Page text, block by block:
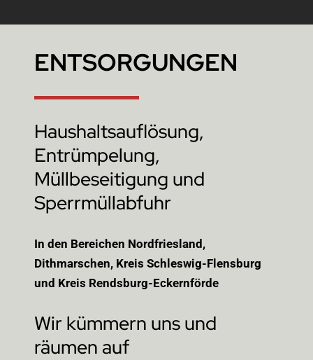
ENTSORGUNGEN
Haushaltsauflösung,
Entrümpelung,
Müllbeseitigung und
Sperrmüllabfuhr
In den Bereichen Nordfriesland,
Dithmarschen, Kreis Schleswig-Flensburg
und Kreis Rendsburg-Eckernförde
Wir kümmern uns und
räumen auf